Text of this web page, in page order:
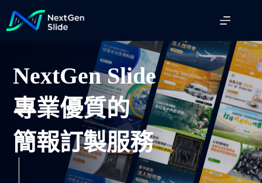
NextGen Slide
專業優質的
簡報訂製服務